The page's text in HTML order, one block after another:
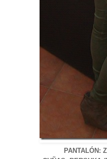
PANTALÓN: